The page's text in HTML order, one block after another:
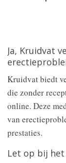
Ja, Kruidvat
Kruidvat biedt
die zonder
online. Deze
van
prestaties.
Let op bij